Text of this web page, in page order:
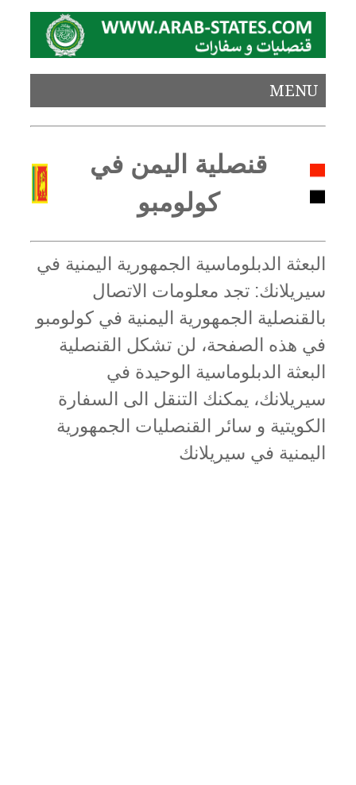
MENU
قنصلية اليمن في
كولومبو
البعثة الدبلوماسية الجمهورية اليمنية في
سيريلانك: تجد معلومات الاتصال
بالقنصلية الجمهورية اليمنية في كولومبو
في هذه الصفحة، لن تشكل القنصلية
البعثة الدبلوماسية الوحيدة في
سيريلانك، يمكنك التنقل الى السفارة
الكويتية و سائر القنصليات الجمهورية
اليمنية في سيريلانك